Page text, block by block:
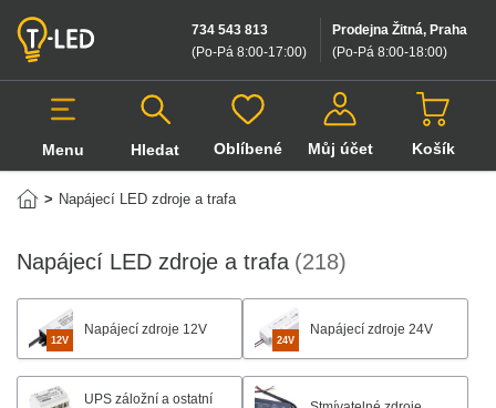
Prodejna Žitná, Praha
(Po-Pá 8:00-18:00)
734 543 813
(Po-Pá 8:00-17:00)
Menu Hledat
Hledat v produktech
Oblíbené Můj účet Košík
> Napájecí LED zdroje a trafa
Napájecí LED zdroje a trafa (218)
12V
Napájecí zdroje 12V
24V
Napájecí zdroje 24V
UPS záložní a ostatní